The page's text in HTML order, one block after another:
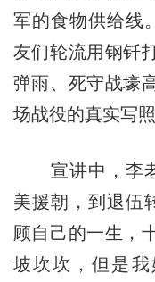
军的食物供给线
友们轮流用钢钎
弹雨、死守战壕
场战役的真实写照
宣讲中，李老
美援朝，到退伍
顾自己的一生，
坡坎坎，但是